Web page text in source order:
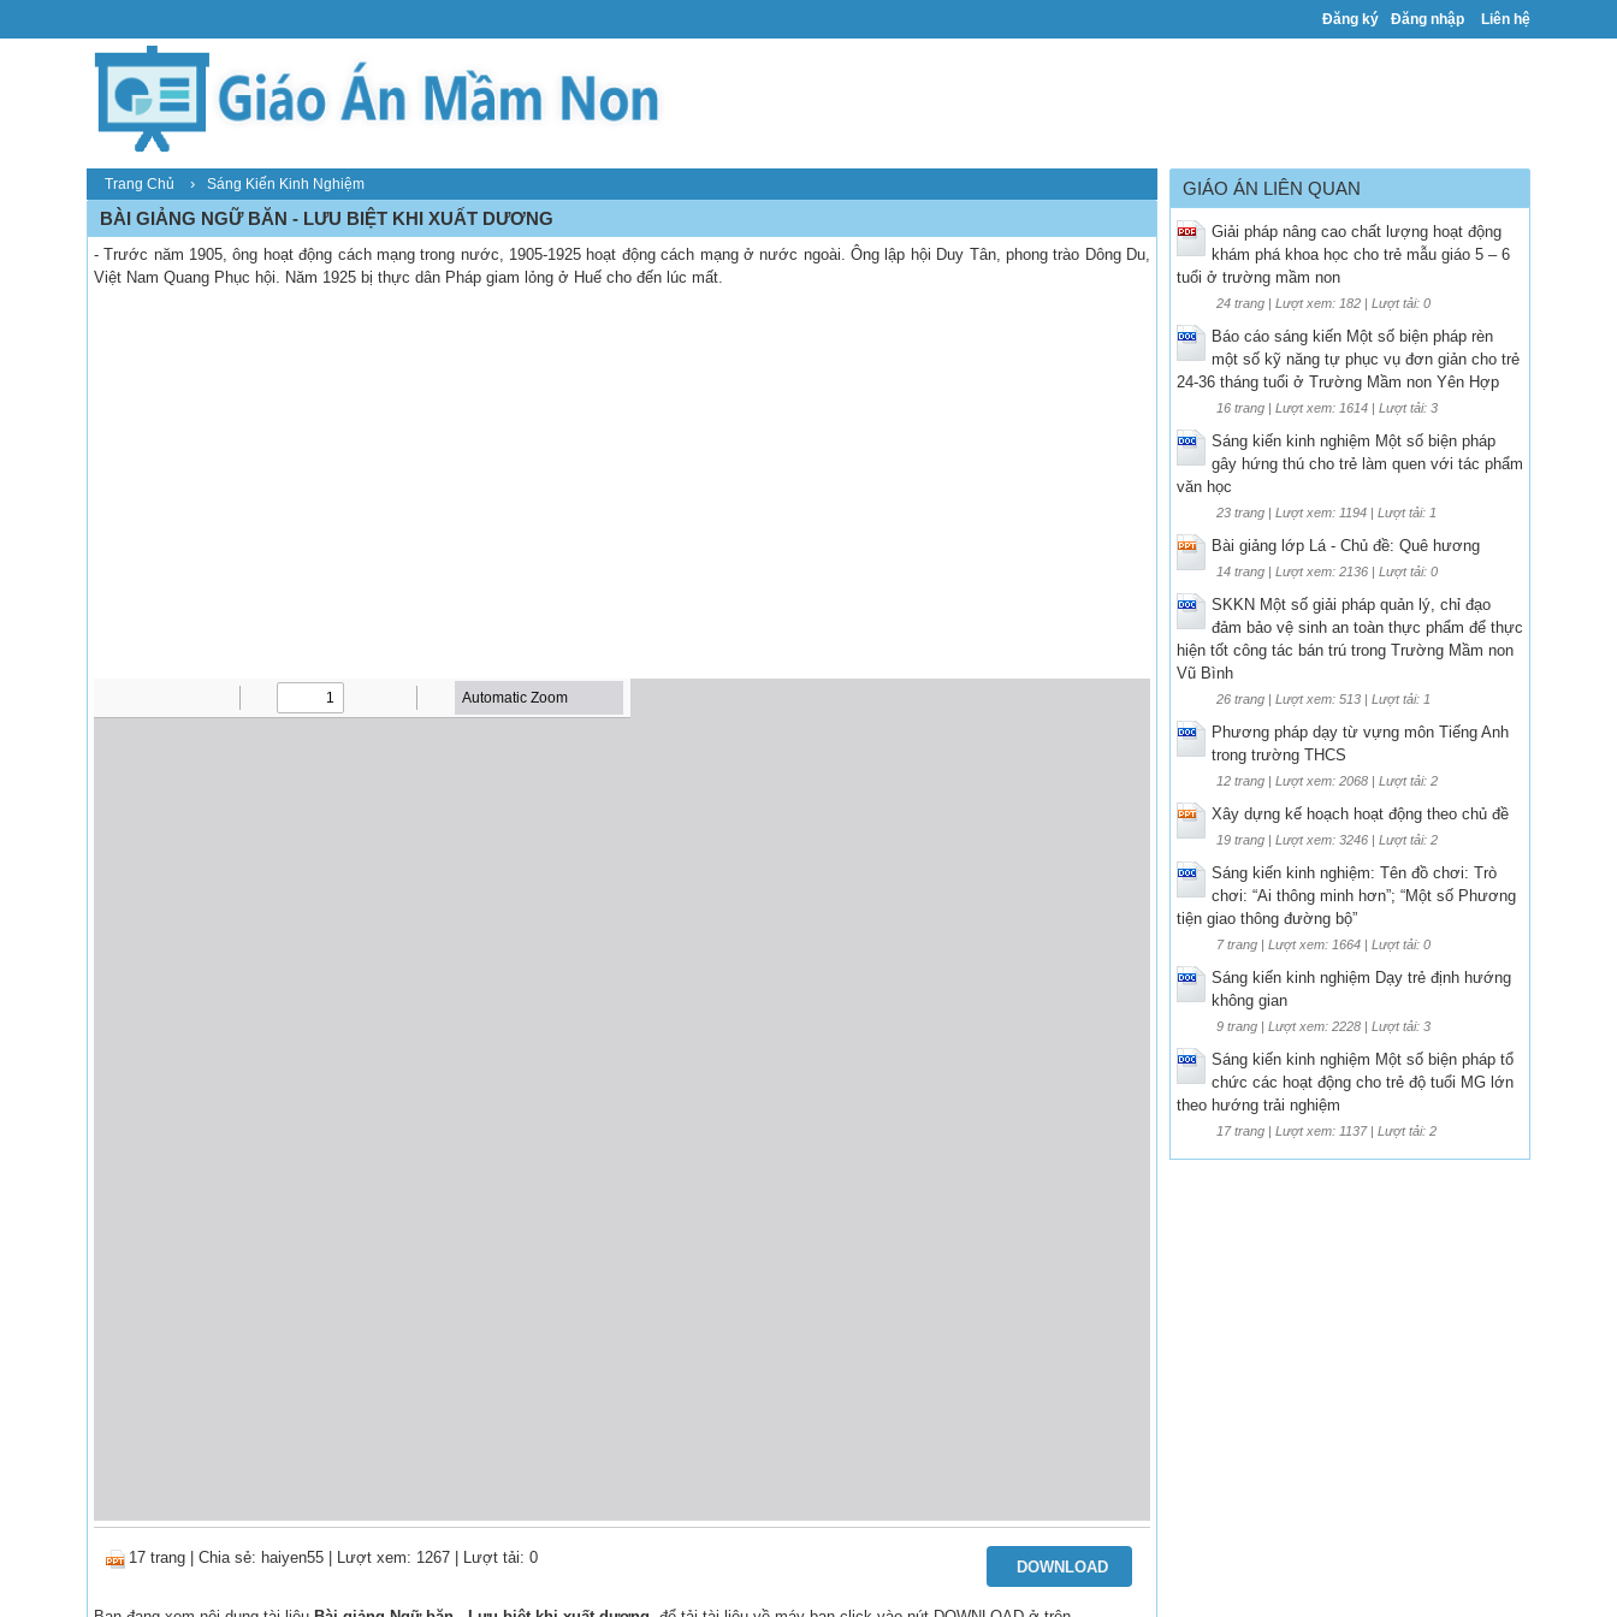
Đăng ký Đăng nhập Liên hệ
Trang Chủ › Sáng Kiến Kinh Nghiệm
BÀI GIẢNG NGỮ BĂN - LƯU BIỆT KHI XUẤT DƯƠNG
- Trước năm 1905, ông hoạt động cách mạng trong nước, 1905-1925 hoạt động cách mạng ở nước ngoài. Ông lập hội Duy Tân, phong trào Dông Du,
Việt Nam Quang Phục hội. Năm 1925 bị thực dân Pháp giam lỏng ở Huế cho đến lúc mất.
17 trang Chia sẻ: haiyen55 | Lượt xem: 1267 | Lượt tải: 0
DOWNLOAD
GIÁO ÁN LIÊN QUAN
Giải pháp nâng cao chất lượng hoạt động
khám phá khoa học cho trẻ mẫu giáo 5 – 6
tuổi ở trường mầm non
24 trang | Lượt xem: 182 | Lượt tải: 0
Báo cáo sáng kiến Một số biện pháp rèn
một số kỹ năng tự phục vụ đơn giản cho trẻ
24-36 tháng tuổi ở Trường Mầm non Yên Hợp
16 trang | Lượt xem: 1614 | Lượt tải: 3
Sáng kiến kinh nghiệm Một số biện pháp
gây hứng thú cho trẻ làm quen với tác phẩm
văn học
23 trang | Lượt xem: 1194 | Lượt tải: 1
Bài giảng lớp Lá - Chủ đề: Quê hương
14 trang | Lượt xem: 2136 | Lượt tải: 0
SKKN Một số giải pháp quản lý, chỉ đạo
đảm bảo vệ sinh an toàn thực phẩm để thực
hiện tốt công tác bán trú trong Trường Mầm non
Vũ Bình
26 trang | Lượt xem: 513 | Lượt tải: 1
Phương pháp dạy từ vựng môn Tiếng Anh
trong trường THCS
12 trang | Lượt xem: 2068 | Lượt tải: 2
Xây dựng kế hoạch hoạt động theo chủ đề
19 trang | Lượt xem: 3246 | Lượt tải: 2
Sáng kiến kinh nghiệm: Tên đồ chơi: Trò
chơi: “Ai thông minh hơn”; “Một số Phương
tiện giao thông đường bộ”
7 trang | Lượt xem: 1664 | Lượt tải: 0
Sáng kiến kinh nghiệm Dạy trẻ định hướng
không gian
9 trang | Lượt xem: 2228 | Lượt tải: 3
Sáng kiến kinh nghiệm Một số biện pháp tổ
chức các hoạt động cho trẻ độ tuổi MG lớn
theo hướng trải nghiệm
17 trang | Lượt xem: 1137 | Lượt tải: 2